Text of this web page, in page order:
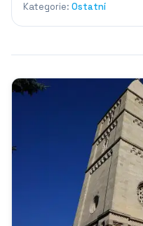
Kategorie: Ostatní